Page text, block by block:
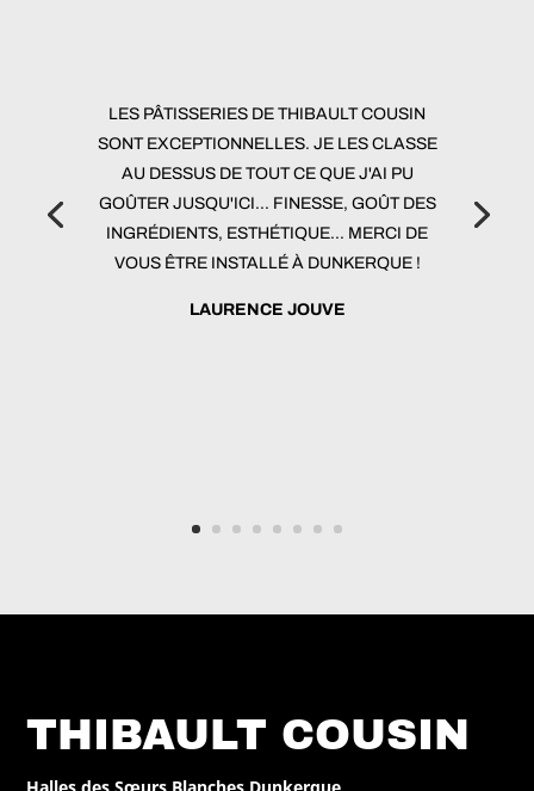
LES PÂTISSERIES DE THIBAULT COUSIN
SONT EXCEPTIONNELLES. JE LES CLASSE
AU DESSUS DE TOUT CE QUE J'AI PU
GOÛTER JUSQU'ICI... FINESSE, GOÛT DES
INGRÉDIENTS, ESTHÉTIQUE... MERCI DE
VOUS ÊTRE INSTALLÉ À DUNKERQUE !
LAURENCE JOUVE
THIBAULT COUSIN
Halles des Sœurs Blanches Dunkerque